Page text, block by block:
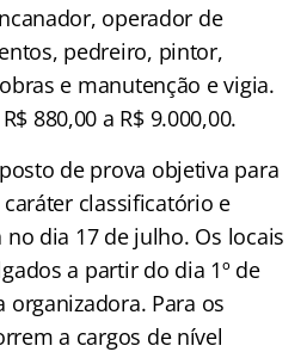
operador de
pedreiro, pintor,
e manutenção e vigia.
880,00 a R$ 9.000,00.
de prova objetiva para
classificatório e
dia 17 de julho. Os locais
a partir do dia 1º de
Para os
a cargos de nível